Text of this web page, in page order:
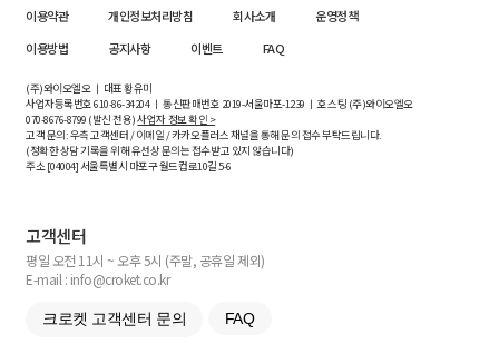
이용약관 개인정보처리방침 회사소개
운영정책
이용방법
공지사항 이벤트 FAQ
(주)와이오엘오 ㅣ 대표 황유미
사업자등록번호610-86-34204ㅣ 통신판매번호 2019-서울마포-1239 ㅣ 호스팅 (주)와이오엘오
070-8676-8799 (발신 전용)사업자 정보 확인 >
고객 문의: 우측 고객센터 / 이메일 / 카카오플러스 채널을 통해 문의 접수 부탁드립니다.
(정확한 상담 기록을 위해 유선상 문의는 접수받고 있지 않습니다)
주소 [04004] 서울특별시 마포구 월드컵로10길5-6
고객센터
평일 오전 11시 ~ 오후 5시 (주말, 공휴일 제외)
E-mail : info@croket.co.kr
크로켓 고객센터 문의 FAQ